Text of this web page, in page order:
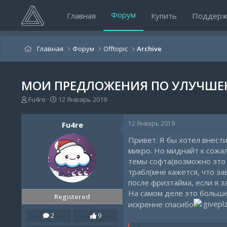
Главная Форум Купить
Главная Форум Offtopic Archive
МОИ ПРЕДЛОЖЕНИЯ ПО
А
т
Fu4re
Д
т
н
а
ч
а
л
а
12 Январь 2019
Fu4re
Registered
2
9
12 Январь 2019
Привет. Я бы хотел
микро. Но миднайт к
темы софта(возможно это
трабл(мне кажется, что
после фризтайма, если я
На самом деле это
искренне спасибо